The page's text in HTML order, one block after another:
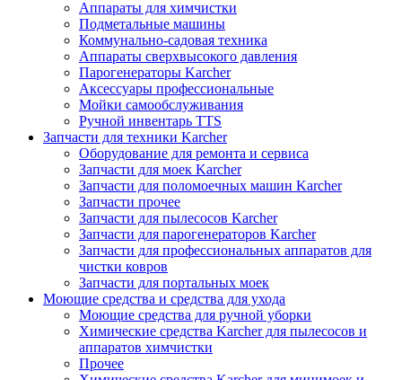
Аппараты для химчистки
Подметальные машины
Коммунально-садовая техника
Аппараты сверхвысокого давления
Парогенераторы Karcher
Аксессуары профессиональные
Мойки самообслуживания
Ручной инвентарь TTS
Запчасти для техники Karcher
Оборудование для ремонта и сервиса
Запчасти для моек Karcher
Запчасти для поломоечных машин Karcher
Запчасти прочее
Запчасти для пылесосов Karcher
Запчасти для парогенераторов Karcher
Запчасти для профессиональных аппаратов для
чистки ковров
Запчасти для портальных моек
Моющие средства и средства для ухода
Моющие средства для ручной уборки
Химические средства Karcher для пылесосов и
аппаратов химчистки
Прочее